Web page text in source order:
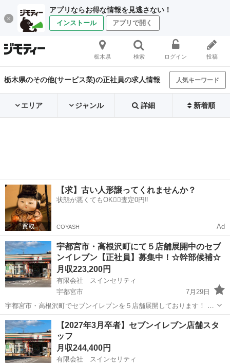
アプリならお得な情報を見逃さない！
インストール アプリで開く
栃木県 検索 ログイン 投稿
栃木県のその他(サービス業)の正社員の求人情報 人気キーワード
エリア ジャンル 詳細 新着順
【求】古い人形譲ってくれませんか？
状態が悪くてもOK🙆‍♀️査定0円‼️
COYASH Ad
宇都宮市・高根沢町にて５店舗展開中のセブ
ンイレブン【正社員】募集中！☆幹部候補☆
月収223,200円
有限会社 スインセリティ
宇都宮市
7月29日
宇都宮市・高根沢町でセブンイレブンを５店舗展開しております！ ・
セブンイレブン宇都宮岩曽店 ・セブンイレブン宇都宮清原台４丁目店
・セブンイレブン高根沢光陽台店 ・セブンイレブン宇都宮山本１丁目
店 ・セブンイレブン...
栃木 宇都宮市 その他 セブンイレブン
【2027年3月卒者】セブンイレブン店舗スタ
ッフ
月収244,400円
有限会社 スインセリティ